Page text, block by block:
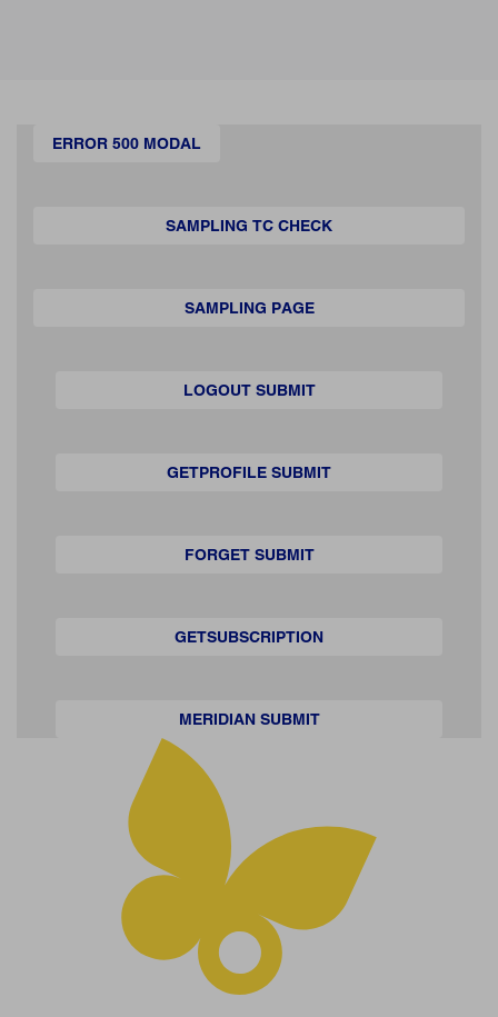
ERROR 500 MODAL
SAMPLING TC CHECK
SAMPLING PAGE
LOGOUT SUBMIT
GETPROFILE SUBMIT
FORGET SUBMIT
GETSUBSCRIPTION
MERIDIAN SUBMIT